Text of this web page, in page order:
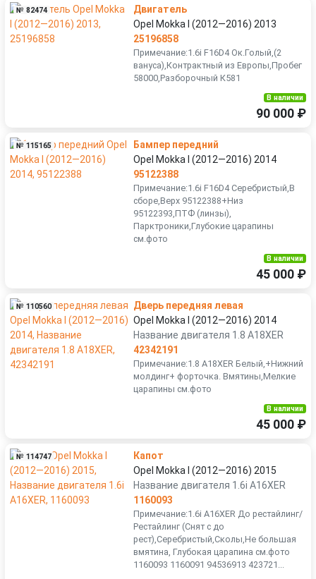
№ 82474
Двигатель
Opel Mokka I (2012—2016) 2013
25196858
Примечание:1.6i F16D4 Ок.Голый,(2
вануса),Контрактный из Европы,Пробег
58000,Разборочный К581
В наличии
90 000 ₽
№ 115165
Бампер передний
Opel Mokka I (2012—2016) 2014
95122388
Примечание:1.6i F16D4 Серебристый,В
сборе,Верх 95122388+Низ
95122393,ПТФ (линзы),
Парктроники,Глубокие царапины
см.фото
В наличии
45 000 ₽
№ 110560
Дверь передняя левая
Opel Mokka I (2012—2016) 2014
Название двигателя 1.8 A18XER
42342191
Примечание:1.8 A18XER Белый,+Нижний
молдинг+ форточка. Вмятины,Мелкие
царапины см.фото
В наличии
45 000 ₽
№ 114747
Капот
Opel Mokka I (2012—2016) 2015
Название двигателя 1.6i A16XER
1160093
Примечание:1.6i A16XER До рестайлинг/
Рестайлинг (Снят с до
рест),Серебристый,Сколы,Не большая
вмятина, Глубокая царапина см.фото
1160093 1160091 94536913 423721...